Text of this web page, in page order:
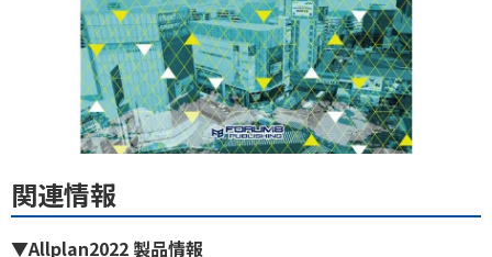
関連情報
▼Allplan2022 製品情報